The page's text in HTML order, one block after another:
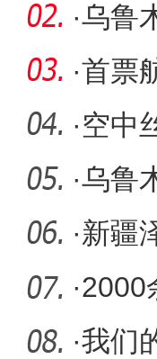
·乌鲁
运行
·首票
机场
·空中
·乌鲁
心”建
·新疆
续
·2000
专场
·我们